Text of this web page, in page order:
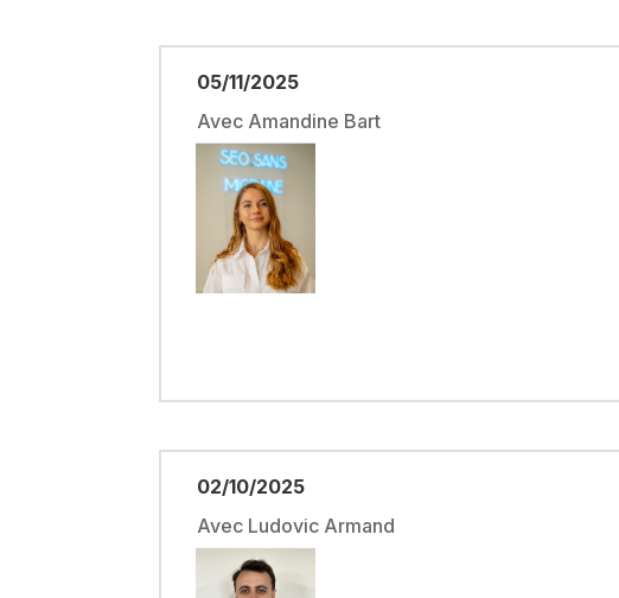
05/11/2025
Avec Amandine Bart
02/10/2025
Avec Ludovic Armand